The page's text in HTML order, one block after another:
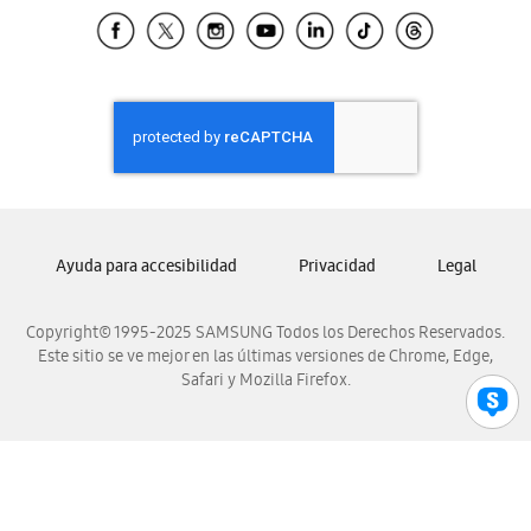
Samsung El Salvador
Samsung Honduras
Samsung Nicaragua
Samsung Panamá
Samsung Venezuela
Copyright© 1995-2025 SAMSUNG Todos los Derechos Reservados.
Este sitio se ve mejor en las últimas versiones de Chrome, Edge,
Safari y Mozilla Firefox.
Ayuda para accesibilidad Privacidad Legal